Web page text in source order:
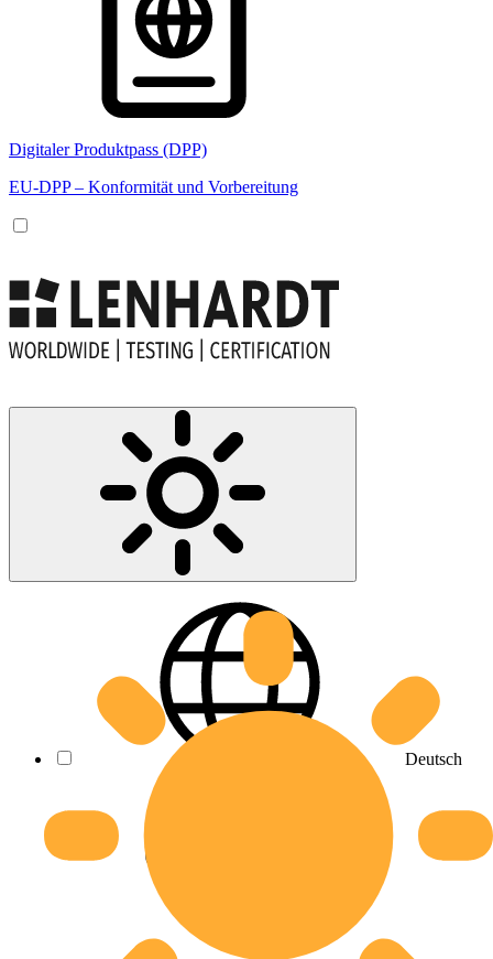
Digitaler Produktpass (DPP)
EU-DPP – Konformität und Vorbereitung
Deutsch